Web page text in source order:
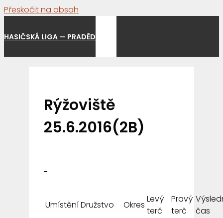
Přeskočit na obsah
HASIČSKÁ LIGA — PRADĚD
Rýžoviště
25.6.2016(2B)
UmístěníDružstvo Okres
Levý
terč
Pravý
terč
čas